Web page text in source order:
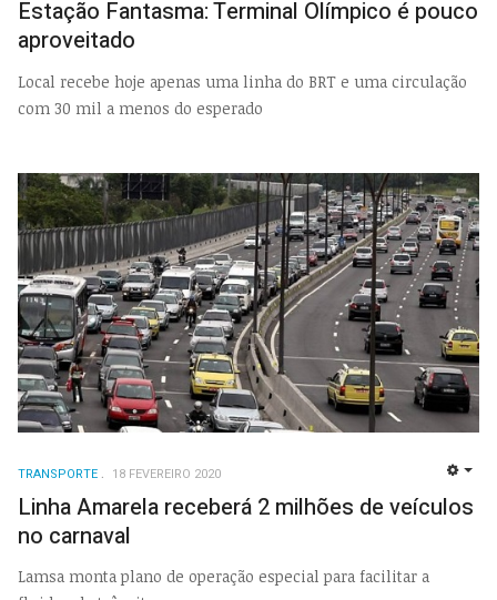
Estação Fantasma: Terminal Olímpico é pouco
aproveitado
Local recebe hoje apenas uma linha do BRT e uma circulação
com 30 mil a menos do esperado
TRANSPORTE 18 FEVEREIRO 2020
Linha Amarela receberá 2 milhões de veículos
no carnaval
Lamsa monta plano de operação especial para facilitar a